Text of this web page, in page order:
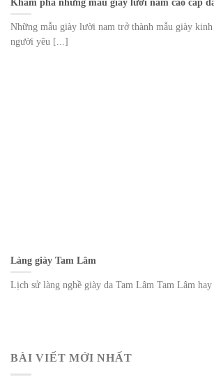
Khám phá những mẫu giày lười nam cao cấp
Những mẫu giày lười nam trở thành mẫu giày
người yêu [...]
Làng giày Tam Lâm
Lịch sử làng nghề giày da Tam Lâm Tam Lâm
BÀI VIẾT MỚI NHẤT